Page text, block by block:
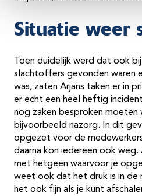
Situatie weer
Toen duidelijk werd dat ook
slachtoffers gevonden waren
was, zaten Arjans taken er in
er echt een heel heftig
nog zaken besproken moeten
bijvoorbeeld nazorg. In dit
opgezet voor de
daarna kon iedereen ook weg.
met hetgeen waarvoor je
weet ook dat het druk is in de
het ook fijn als je kunt